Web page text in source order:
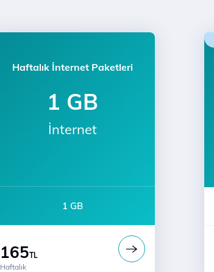
Haftalık İnternet Paketleri
1 GB
İnternet
1 GB
165TL
Haftalık